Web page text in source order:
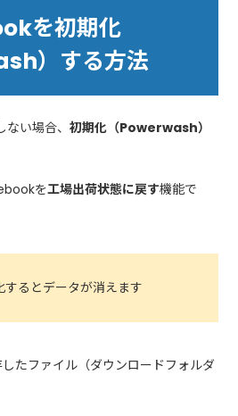
を初期化
）する方法
ない場合、初期化（Powerwash）
を工場出荷状態に戻す機能で
るとデータが消えます
たファイル（ダウンロードフォルダ